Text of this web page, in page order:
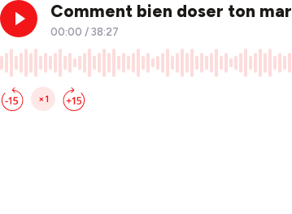
Comment bien doser ton
00:00 /38:27
×1